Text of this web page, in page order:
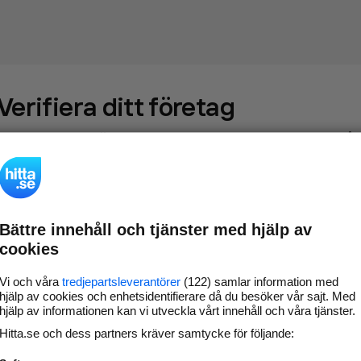
ditt företag
som69 552företag - ta kontroll över din företagssida på
hitta.se och syns bättre mot kunder i ditt närområde. Helt
kostnadsfritt.
Uppdatera din
företagsinformation
Svara på och hantera dina
Gå vidare
Bättre innehåll och tjänster med hjälp av
cookies
Vi och våra tredjepartsleverantörer (122) samlar information med
hjälp av cookies och enhetsidentifierare då du besöker vår sajt. Med
hjälp av informationen kan vi utveckla vårt innehåll och våra tjänster.
Hitta.se och dess partners kräver samtycke för följande: